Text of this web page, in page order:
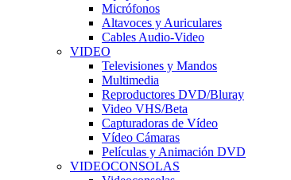
Micrófonos
Altavoces y Auriculares
Cables Audio-Video
VIDEO
Televisiones y Mandos
Multimedia
Reproductores DVD/Bluray
Video VHS/Beta
Capturadoras de Vídeo
Vídeo Cámaras
Películas y Animación DVD
VIDEOCONSOLAS